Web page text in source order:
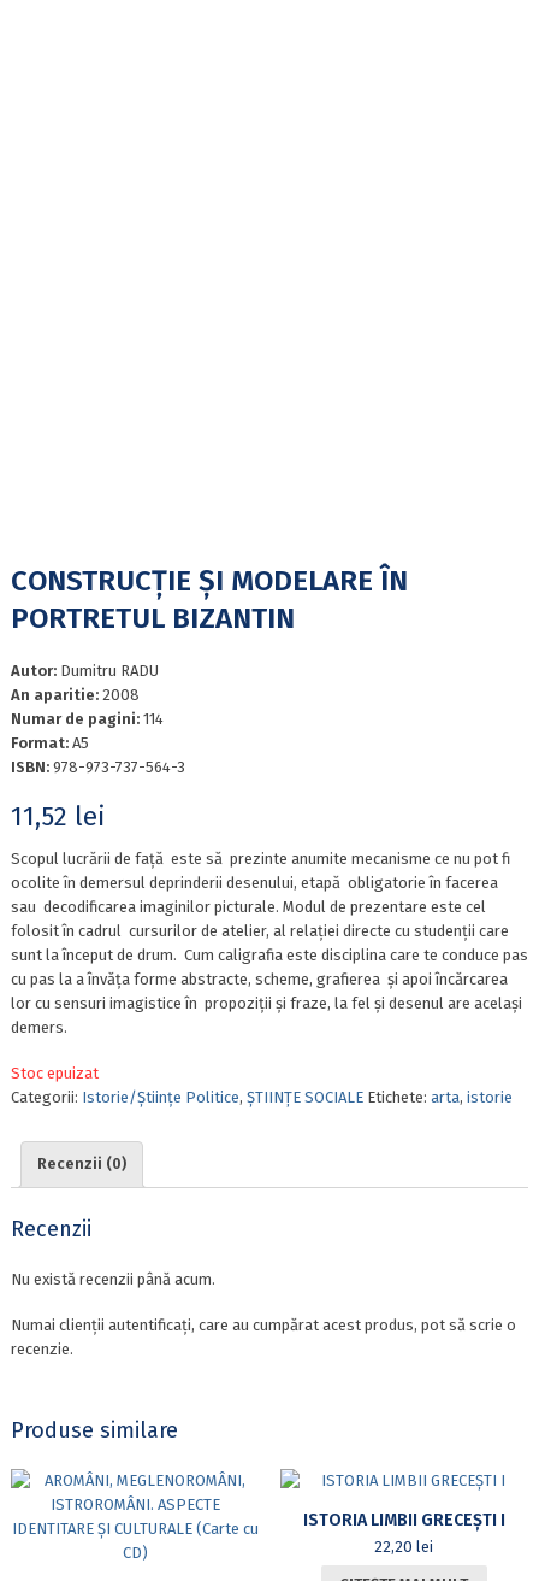
CONSTRUCȚIE ȘI MODELARE ÎN
PORTRETUL BIZANTIN
Autor: Dumitru RADU
An aparitie: 2008
Numar de pagini: 114
Format: A5
ISBN: 978-973-737-564-3
11,52 lei
Scopul lucrării de față este să prezinte anumite mecanisme ce nu pot fi
ocolite în demersul deprinderii desenului, etapă obligatorie în facerea
sau decodificarea imaginilor picturale. Modul de prezentare este cel
folosit în cadrul cursurilor de atelier, al relației directe cu studenții care
sunt la început de drum. Cum caligrafia este disciplina care te conduce pas
cu pas la a învăța forme abstracte, scheme, grafierea și apoi încărcarea
lor cu sensuri imagistice în propoziții și fraze, la fel și desenul are același
demers.
Stoc epuizat
Categorii: Istorie/Științe Politice, ȘTIINȚE SOCIALE Etichete: arta, istorie
Recenzii (0)
Recenzii
Nu există recenzii până acum.
Numai clienții autentificați, care au cumpărat acest produs, pot să scrie o
recenzie.
Produse similare
ISTORIA LIMBII GRECEȘTI I
22,20lei